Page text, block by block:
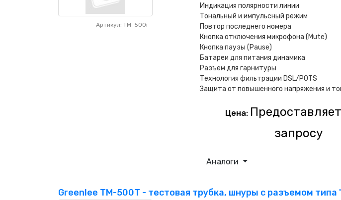
Артикул: TM-500i
Индикация полярности линии
Тональный и импульсный режим
Повтор последнего номера
Кнопка отключения микрофона (Mute)
Кнопка паузы (Pause)
Батареи для питания динамика
Разъем для гарнитуры
Технология фильтрации DSL/POTS
Защита от повышенного напряжения и
Цена:
запросу
Аналоги
Greenlee TM-500T - тестовая трубка, шнуры с разъемом